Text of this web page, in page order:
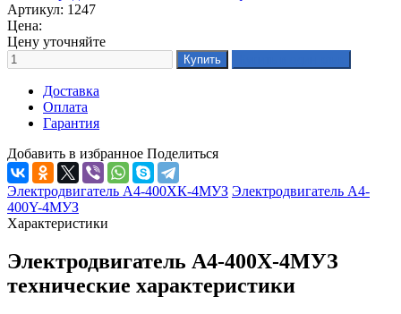
Артикул: 1247
Цена:
Цену уточняйте
Доставка
Оплата
Гарантия
Добавить в избранное Поделиться
Электродвигатель А4-400ХК-4МУЗ Электродвигатель А4-
400Y-4МУЗ
Характеристики
Электродвигатель А4-400Х-4МУЗ
технические характеристики